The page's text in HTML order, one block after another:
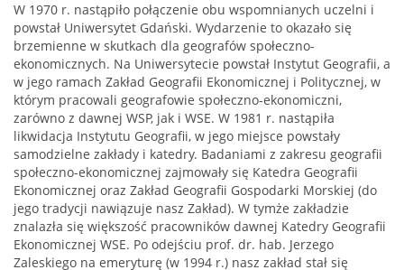
W 1970 r. nastąpiło połączenie obu wspomnianych uczelni i
powstał Uniwersytet Gdański. Wydarzenie to okazało się
brzemienne w skutkach dla geografów społeczno-
ekonomicznych. Na Uniwersytecie powstał Instytut Geografii, a
w jego ramach Zakład Geografii Ekonomicznej i Politycznej, w
którym pracowali geografowie społeczno-ekonomiczni,
zarówno z dawnej WSP, jak i WSE. W 1981 r. nastąpiła
likwidacja Instytutu Geografii, w jego miejsce powstały
samodzielne zakłady i katedry. Badaniami z zakresu geografii
społeczno-ekonomicznej zajmowały się Katedra Geografii
Ekonomicznej oraz Zakład Geografii Gospodarki Morskiej (do
jego tradycji nawiązuje nasz Zakład). W tymże zakładzie
znalazła się większość pracowników dawnej Katedry Geografii
Ekonomicznej WSE. Po odejściu prof. dr. hab. Jerzego
Zaleskiego na emeryturę (w 1994 r.) nasz zakład stał się